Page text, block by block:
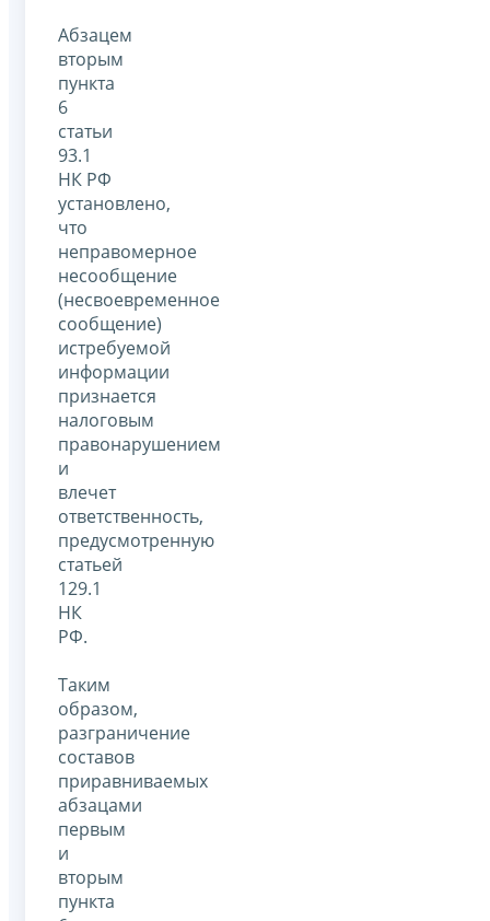
Абзацем
вторым
пункта
6
статьи
93.1
НК РФ
установлено,
что
неправомерное
несообщение
(несвоевременное
сообщение)
истребуемой
информации
признается
налоговым
правонарушением
и
влечет
ответственность,
предусмотренную
статьей
129.1
НК
РФ.
Таким
образом,
разграничение
составов
приравниваемых
абзацами
первым
и
вторым
пункта